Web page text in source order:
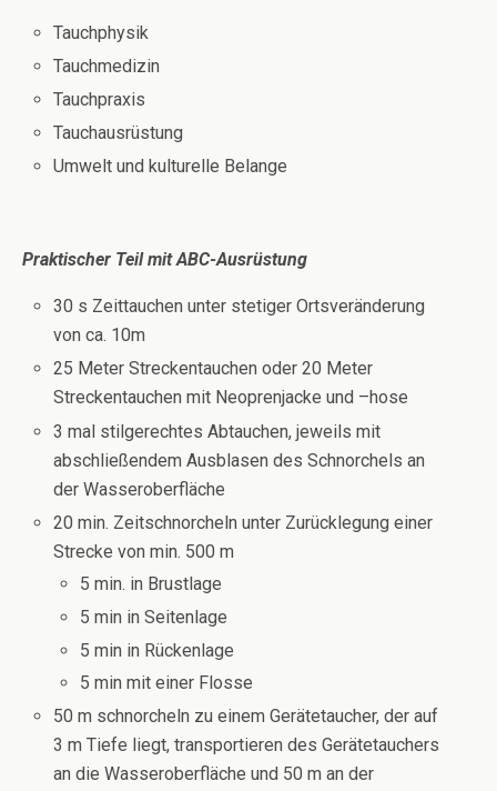
Tauchphysik
Tauchmedizin
Tauchpraxis
Tauchausrüstung
Umwelt und kulturelle Belange
Praktischer Teil mit ABC-Ausrüstung
30 s Zeittauchen unter stetiger Ortsveränderung
von ca. 10m
25 Meter Streckentauchen oder 20 Meter
Streckentauchen mit Neoprenjacke und –hose
3 mal stilgerechtes Abtauchen, jeweils mit
abschließendem Ausblasen des Schnorchels an
der Wasseroberfläche
20 min. Zeitschnorcheln unter Zurücklegung einer
Strecke von min. 500 m
5 min. in Brustlage
5 min in Seitenlage
5 min in Rückenlage
5 min mit einer Flosse
50 m schnorcheln zu einem Gerätetaucher, der auf
3 m Tiefe liegt, transportieren des Gerätetauchers
an die Wasseroberfläche und 50 m an der